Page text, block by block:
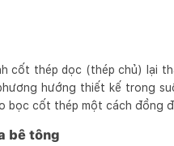
cốt thép dọc (thép chủ) lại
hướng thiết kế trong
bọc cốt thép một cách đồng
bê tông